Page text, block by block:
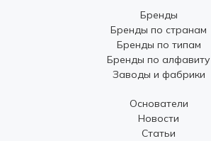
Бренды
Бренды по странам
Бренды по типам
Бренды по алфавиту
Заводы и фабрики
Основатели
Новости
Статьи